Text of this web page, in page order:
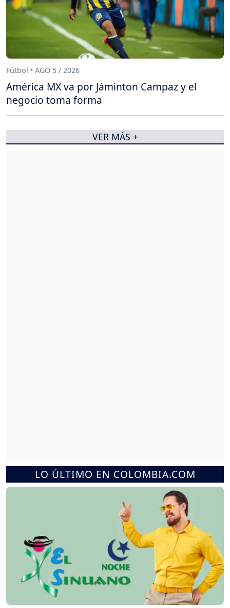
LO ÚLTIMO EN COLOMBIA.COM
Fútbol • AGO 5 / 2026
América MX va por Jáminton Campaz y el
negocio toma forma
VER MÁS +